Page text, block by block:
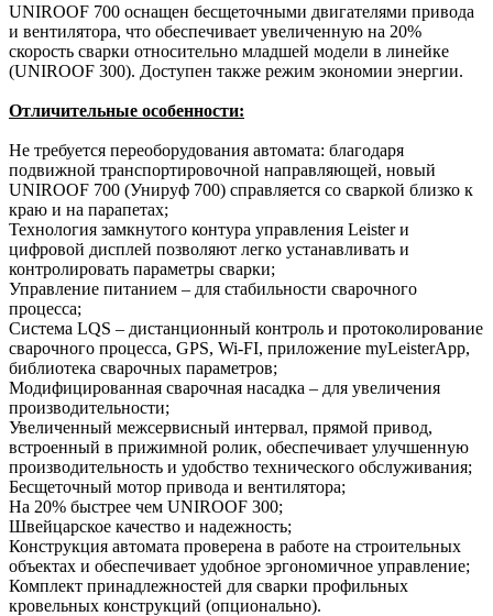
UNIROOF 700 оснащен бесщеточными двигателями привода
и вентилятора, что обеспечивает увеличенную на 20%
скорость сварки относительно младшей модели в линейке
(UNIROOF 300). Доступен также режим экономии энергии.
Отличительные особенности:
Не требуется переоборудования автомата: благодаря
подвижной транспортировочной направляющей, новый
UNIROOF 700 (Унируф 700) справляется со сваркой близко к
краю и на парапетах;
Технология замкнутого контура управления Leister и
цифровой дисплей позволяют легко устанавливать и
контролировать параметры сварки;
Управление питанием – для стабильности сварочного
процесса;
Система LQS – дистанционный контроль и протоколирование
сварочного процесса, GPS, Wi-FI, приложение myLeisterApp,
библиотека сварочных параметров;
Модифицированная сварочная насадка – для увеличения
производительности;
Увеличенный межсервисный интервал, прямой привод,
встроенный в прижимной ролик, обеспечивает улучшенную
производительность и удобство технического обслуживания;
Бесщеточный мотор привода и вентилятора;
На 20% быстрее чем UNIROOF 300;
Швейцарское качество и надежность;
Конструкция автомата проверена в работе на строительных
объектах и обеспечивает удобное эргономичное управление;
Комплект принадлежностей для сварки профильных
кровельных конструкций (опционально).